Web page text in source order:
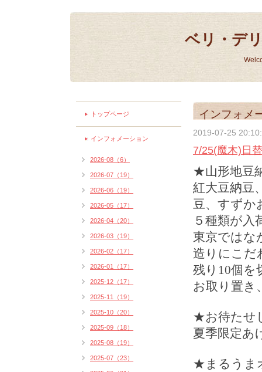
ベリ・デ
インフォメ
2019-07-25
7/25(魔木)日
★山形地豆
紅大豆納豆
豆、すずか
５種類が入
東京ではな
造りにこだ
残り10個を
お取り置き
★お待たせ
夏季限定あ
★まるうま
トップページ
インフォメーション
2026-08（6）
2026-07（19）
2026-06（19）
2026-05（17）
2026-04（20）
2026-03（19）
2026-02（17）
2026-01（17）
2025-12（17）
2025-11（19）
2025-10（20）
2025-09（18）
2025-08（19）
2025-07（23）